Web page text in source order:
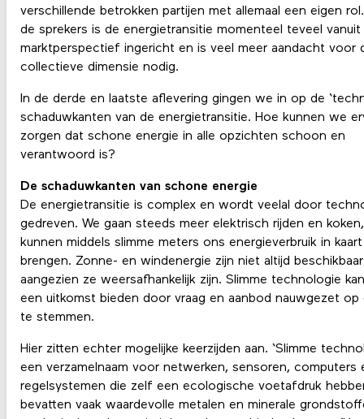
verschillende betrokken partijen met allemaal een eigen
de sprekers is de energietransitie momenteel teveel vanuit
marktperspectief ingericht en is veel meer aandacht voor
collectieve dimensie nodig.
In de derde en laatste aflevering gingen we in op de
schaduwkanten van de energietransitie. Hoe kunnen we
zorgen dat schone energie in alle opzichten schoon en
verantwoord is?
De schaduwkanten van schone energie
De energietransitie is complex en wordt veelal door
gedreven. We gaan steeds meer elektrisch rijden en
kunnen middels slimme meters ons energieverbruik in kaart
brengen. Zonne- en windenergie zijn niet altijd beschikbaar
aangezien ze weersafhankelijk zijn. Slimme technologie
een uitkomst bieden door vraag en aanbod nauwgezet op
te stemmen.
Hier zitten echter mogelijke keerzijden aan. ‘Slimme
een verzamelnaam voor netwerken, sensoren, computers
regelsystemen die zelf een ecologische voetafdruk
bevatten vaak waardevolle metalen en minerale